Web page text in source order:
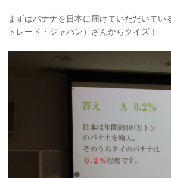
まずはバナナを日本に届けていただいてい
トレード・ジャパン）さんからクイズ！